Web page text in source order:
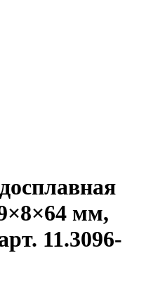
мм,
11.3096-